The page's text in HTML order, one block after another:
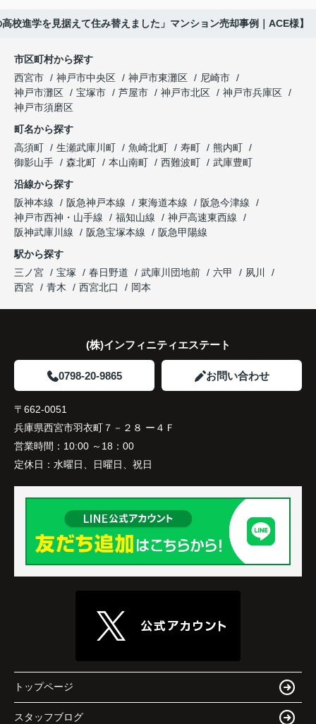
住み替え後は掃除の時間も短くなり、夫婦で外出や
趣味を楽しむ時間が増えました。
これからの暮らしを前向きに考えられるようにな
り、住み替えを決断して本当に良かったと思ってい
ます。
「立地も良く、長期保有したい物件です。」
と話され、このビルを大切に運営してくださること
になりました。
長年守ってきた資産を安心して引き継ぐことがで
き、家族全員が納得できる売却となりました。
インフィニティエステートさんへ相談すると、
「レ・ジェイド西宮北口」の査定だけでなく、新居
購入とのタイミングや資金計画についても丁寧に説
明してくださいました。
販売活動では、西宮北口駅へのアクセス、阪急西宮
ガーデンズ、教育施設、商業施設など、このエリア
した。
購入されたご家族は、
と大変喜ばれ、この住まいを選ばれました。
住み替え後は家族それぞれの通勤・通学時間が短く
家族全員にとって、将来を見据えた良い選択だった
校進学を見据えて住み替えました」マンション売却事例｜ACE様】
市区町村から探す
西宮市
神戸市中央区 神戸市東灘区
尼崎市
神戸市灘区
宝塚市 芦屋市 神戸市北区
神戸市兵庫区
神戸市須磨区
町名から探す
高須町
生瀬武庫川町 魚崎北町 寿町
熊内町
御影山手
森北町 本山南町 西難波町
武庫豊町
沿線から探す
阪神本線
阪急神戸本線 東海道本線
阪急今津線
神戸市西神・山手線
福知山線
神戸高速東西線
阪神武庫川線
阪急宝塚本線
阪急甲陽線
駅から探す
三ノ宮
宝塚 春日野道 武庫川団地前 六甲
夙川
西宮
青木 西宮北口 岡本
(株)インフィニティエステート
0798-20-9865 お問い合わせ
〒662-0051
兵庫県西宮市羽衣町７－２８ ー４Ｆ
営業時間： 10:00 ～18：00
定休日： 水曜日、日曜日、祝日
トップページ
スタッフブログ